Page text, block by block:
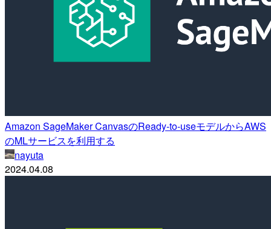
Amazon SageMaker CanvasのReady-to-useモデルからAWS
のMLサービスを利用する
nayuta
2024.04.08